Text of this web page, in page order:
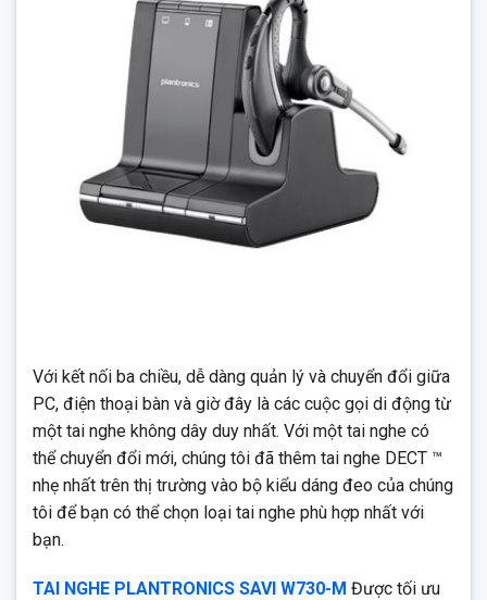
Với kết nối ba chiều, dễ dàng quản lý và chuyển đổi giữa
PC, điện thoại bàn và giờ đây là các cuộc gọi di động từ
một tai nghe không dây duy nhất. Với một tai nghe có
thể chuyển đổi mới, chúng tôi đã thêm tai nghe DECT ™
nhẹ nhất trên thị trường vào bộ kiểu dáng đeo của chúng
tôi để bạn có thể chọn loại tai nghe phù hợp nhất với
bạn.
TAI NGHE PLANTRONICS SAVI W730-M Được tối ưu